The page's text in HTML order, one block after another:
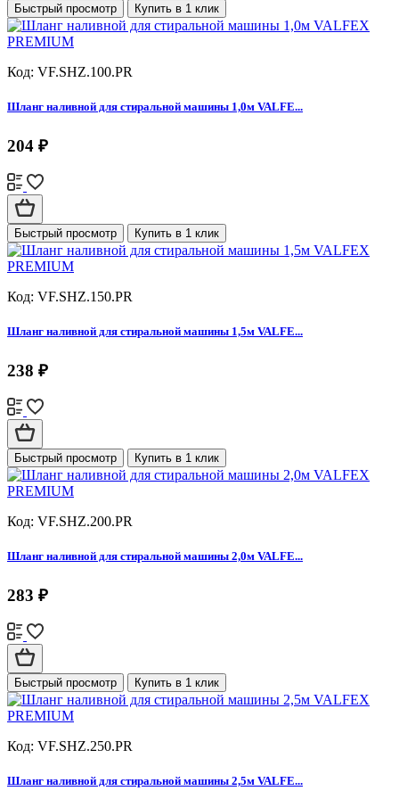
Быстрый просмотр Купить в 1 клик
Код: VF.SHZ.100.PR
Шланг наливной для стиральной машины 1,0м VALFE...
204 ₽
Быстрый просмотр Купить в 1 клик
Код: VF.SHZ.150.PR
Шланг наливной для стиральной машины 1,5м VALFE...
238 ₽
Быстрый просмотр Купить в 1 клик
Код: VF.SHZ.200.PR
Шланг наливной для стиральной машины 2,0м VALFE...
283 ₽
Быстрый просмотр Купить в 1 клик
Код: VF.SHZ.250.PR
Шланг наливной для стиральной машины 2,5м VALFE...